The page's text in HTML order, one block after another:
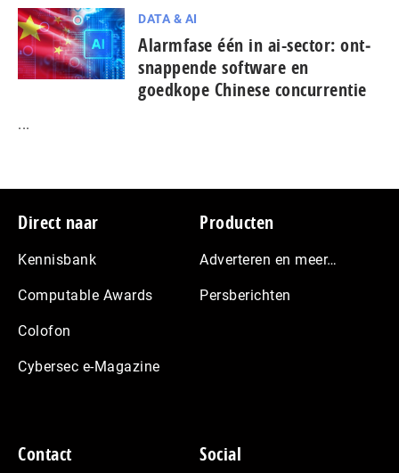
DATA & AI
Alarmfase één in ai-sector: ont­
snap­pen­de software en
goedkope Chinese con­cur­ren­tie
...
Footer
Direct naar
Kennisbank
Computable Awards
Colofon
Cybersec e-Magazine
Producten
Adverteren en meer…
Persberichten
Contact Social